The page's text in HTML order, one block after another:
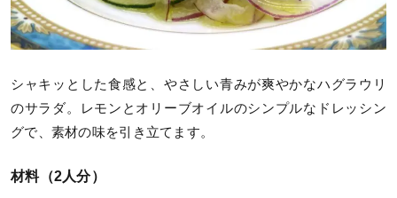
シャキッとした食感と、やさしい青みが爽やかなハグラウリ
のサラダ。レモンとオリーブオイルのシンプルなドレッシン
グで、素材の味を引き立てます。
材料（2人分）